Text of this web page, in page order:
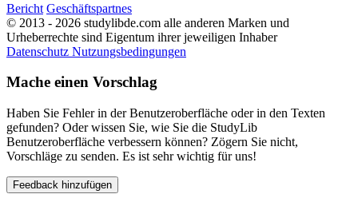
Bericht Geschäftspartnes
© 2013 - 2026 studylibde.com alle anderen Marken und
Urheberrechte sind Eigentum ihrer jeweiligen Inhaber
Datenschutz Nutzungsbedingungen
Mache einen Vorschlag
Haben Sie Fehler in der Benutzeroberfläche oder in den Texten
gefunden? Oder wissen Sie, wie Sie die StudyLib
Benutzeroberfläche verbessern können? Zögern Sie nicht,
Vorschläge zu senden. Es ist sehr wichtig für uns!
Feedback hinzufügen